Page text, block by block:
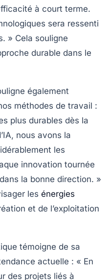
à court terme.
sera ressenti
» Cela souligne
durable dans le
également
méthodes de travail :
plus durables dès la
nous avons la
les
innovation tournée
la bonne direction. »
les énergies
et de l’exploitation
témoigne de sa
actuelle : « En
des projets liés à